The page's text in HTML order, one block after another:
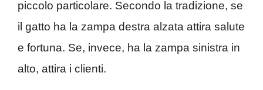
piccolo particolare. Secondo la tradizione, se
il gatto ha la zampa destra alzata attira salute
e fortuna. Se, invece, ha la zampa sinistra in
alto, attira i clienti.